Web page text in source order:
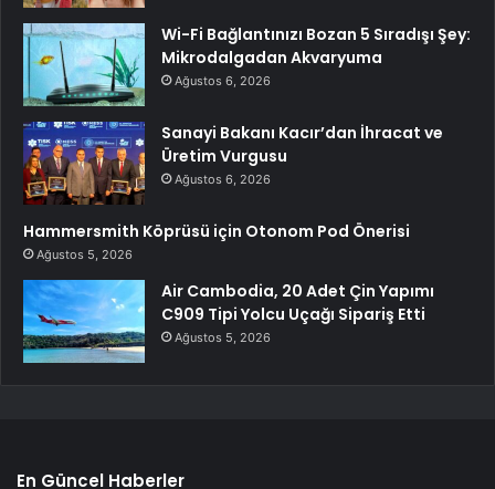
Wi-Fi Bağlantınızı Bozan 5 Sıradışı Şey:
Mikrodalgadan Akvaryuma
Ağustos 6, 2026
Sanayi Bakanı Kacır’dan İhracat ve
Üretim Vurgusu
Ağustos 6, 2026
Hammersmith Köprüsü için Otonom Pod Önerisi
Ağustos 5, 2026
Air Cambodia, 20 Adet Çin Yapımı
C909 Tipi Yolcu Uçağı Sipariş Etti
Ağustos 5, 2026
En Güncel Haberler